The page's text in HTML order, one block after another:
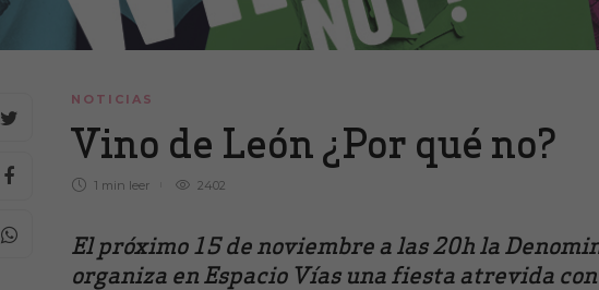
NOTICIAS
Vino de León ¿Por qué no?
1 min leer 2402
El próximo 15 de noviembre a las 20h la
organiza en Espacio Vías una fiesta atrevida